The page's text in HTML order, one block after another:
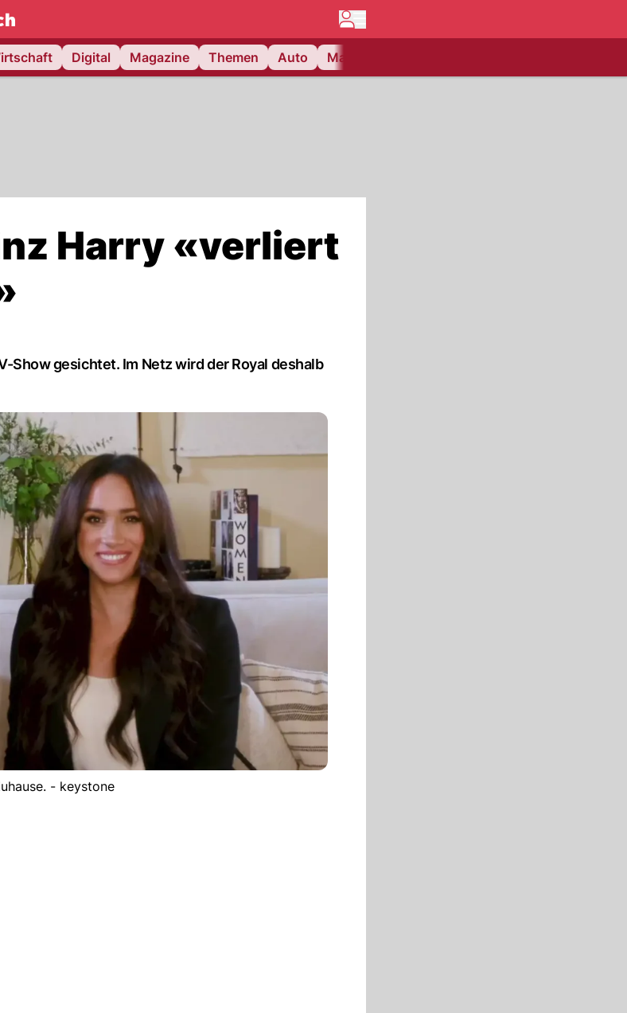
Digital Magazine Themen Auto Matchcenter
Harry «verliert
Show gesichtet. Im Netz wird der Royal deshalb
- keystone